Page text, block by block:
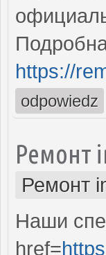
https://
odpowiedz
Ремонт
Ремонт
Наши
href=